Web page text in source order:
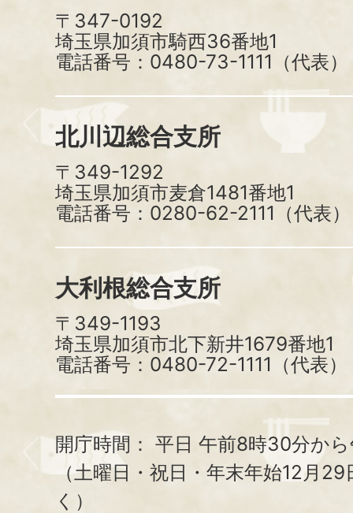
〒347-0192
埼玉県加須市騎西36番地1
電話番号：0480-73-1111（代表）
北川辺総合支所
〒349-1292
埼玉県加須市麦倉1481番地1
電話番号：0280-62-2111（代表）
大利根総合支所
〒349-1193
埼玉県加須市北下新井1679番地1
電話番号：0480-72-1111（代表）
開庁時間： 平日 午前8時30分か
（土曜日・祝日・年末年始12月
く）